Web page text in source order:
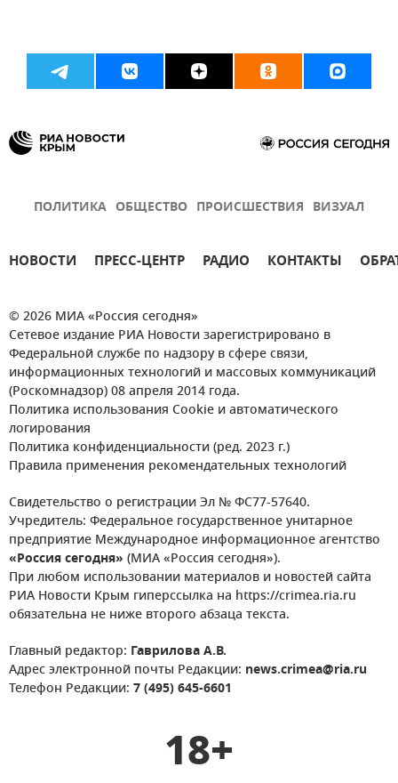
ПОЛИТИКА ОБЩЕСТВО ПРОИСШЕСТВИЯ ВИЗУАЛ
НОВОСТИ ПРЕСС-ЦЕНТР РАДИО КОНТАКТЫ
© 2026 МИА «Россия сегодня»
Сетевое издание РИА Новости зарегистрировано в
Федеральной службе по надзору в сфере связи,
информационных технологий и массовых коммуникаций
(Роскомнадзор) 08 апреля 2014 года.
Политика использования Cookie и автоматического
логирования
Политика конфиденциальности (ред. 2023 г.)
Правила применения рекомендательных технологий
Свидетельство о регистрации Эл № ФС77-57640.
Учредитель: Федеральное государственное унитарное
предприятие Международное информационное агентство
«Россия сегодня» (МИА «Россия сегодня»).
При любом использовании материалов и новостей сайта
РИА Новости Крым гиперссылка на https://crimea.ria.ru
обязательна не ниже второго абзаца текста.
Главный редактор: Гаврилова А.В.
Адрес электронной почты Редакции: news.crimea@ria.ru
Телефон Редакции: 7 (495) 645-6601
18+